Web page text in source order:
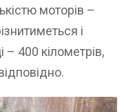
моторів –
і
– 400 кілометрів,